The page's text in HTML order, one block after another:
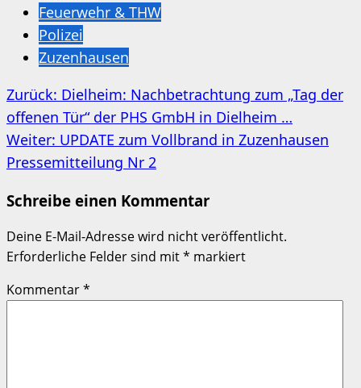
Feuerwehr & THW
Polizei
Zuzenhausen
Beitragsnavigation
Zurück: Dielheim: Nachbetrachtung zum „Tag der
offenen Tür“ der PHS GmbH in Dielheim …
Weiter: UPDATE zum Vollbrand in Zuzenhausen
Pressemitteilung Nr 2
Schreibe einen Kommentar
Deine E-Mail-Adresse wird nicht veröffentlicht.
Erforderliche Felder sind mit* markiert
Kommentar*